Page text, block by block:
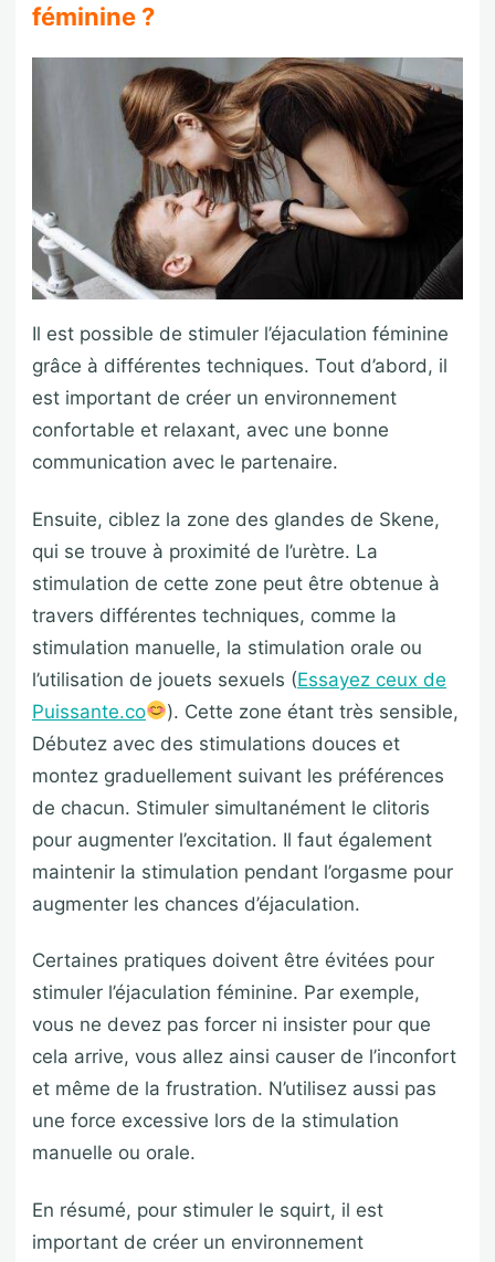
féminine ?
Il est possible de stimuler l’éjaculation féminine
grâce à différentes techniques. Tout d’abord, il
est important de créer un environnement
confortable et relaxant, avec une bonne
communication avec le partenaire.
Ensuite, ciblez la zone des glandes de Skene,
qui se trouve à proximité de l’urètre. La
stimulation de cette zone peut être obtenue à
travers différentes techniques, comme la
stimulation manuelle, la stimulation orale ou
l’utilisation de jouets sexuels (Essayez ceux de
Puissante.co
). Cette zone étant très sensible,
Débutez avec des stimulations douces et
montez graduellement suivant les préférences
de chacun. Stimuler simultanément le clitoris
pour augmenter l’excitation. Il faut également
maintenir la stimulation pendant l’orgasme pour
augmenter les chances d’éjaculation.
Certaines pratiques doivent être évitées pour
stimuler l’éjaculation féminine. Par exemple,
vous ne devez pas forcer ni insister pour que
cela arrive, vous allez ainsi causer de l’inconfort
et même de la frustration. N’utilisez aussi pas
une force excessive lors de la stimulation
manuelle ou orale.
En résumé, pour stimuler le squirt, il est
important de créer un environnement